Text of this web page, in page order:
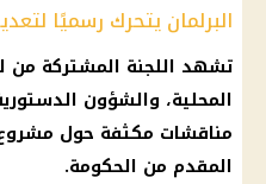
البرلمان يتحرك رسميًا
تشهد اللجنة المشتركة من
المحلية، والشؤون
مناقشات مكثفة حول
المقدم من الحكومة.